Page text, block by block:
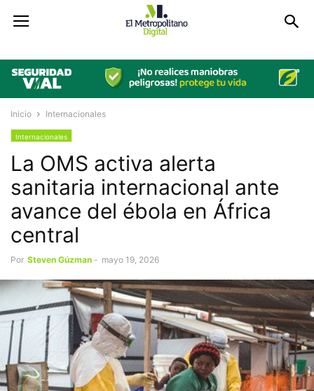
Inicio Internacionales
Internacionales
La OMS activa alerta
sanitaria internacional ante
avance del ébola en África
central
Por Steven Gúzman - mayo 19, 2026